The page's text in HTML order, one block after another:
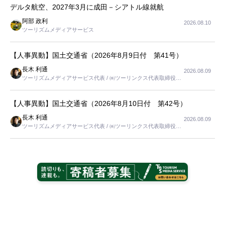
デルタ航空、2027年3月に成田－シアトル線就航
阿部 政利
ツーリズムメディアサービス
2026.08.10
【人事異動】国土交通省（2026年8月9日付 第41号）
長木 利通
ツーリズムメディアサービス代表 / ㈱ツーリンクス代表取締役社
2026.08.09
【人事異動】国土交通省（2026年8月10日付 第42号）
長木 利通
ツーリズムメディアサービス代表 / ㈱ツーリンクス代表取締役社
2026.08.09